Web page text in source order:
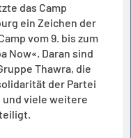
das Camp
ein Zeichen der
vom 9. bis zum
Now«. Daran sind
Thawra, die
der Partei
und viele weitere